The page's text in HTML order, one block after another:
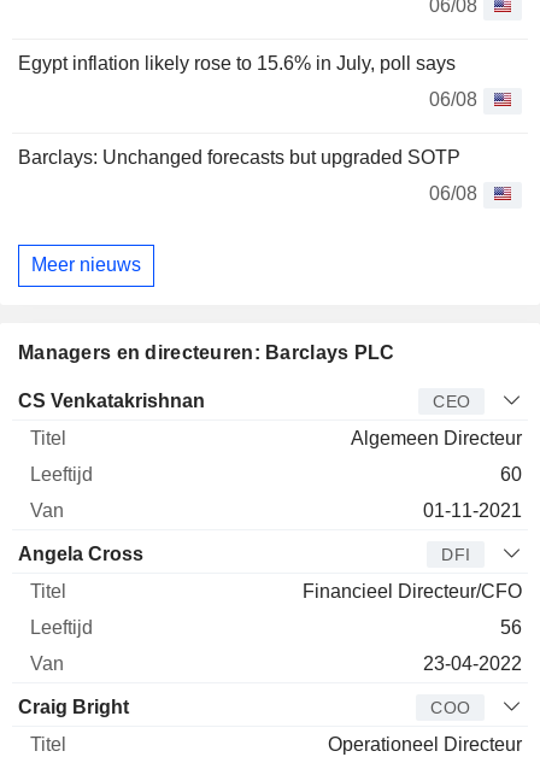
06/08
Egypt inflation likely rose to 15.6% in July, poll says
06/08
Barclays: Unchanged forecasts but upgraded SOTP
06/08
Meer nieuws
Managers en directeuren: Barclays PLC
Bedrijfsleider Titel Leeftijd
CS Venkatakrishnan CEO
Algemeen Directeur
60
01-11-2021
Angela Cross DFI
Financieel Directeur/CFO
56
23-04-2022
Craig Bright COO
Operationeel Directeur